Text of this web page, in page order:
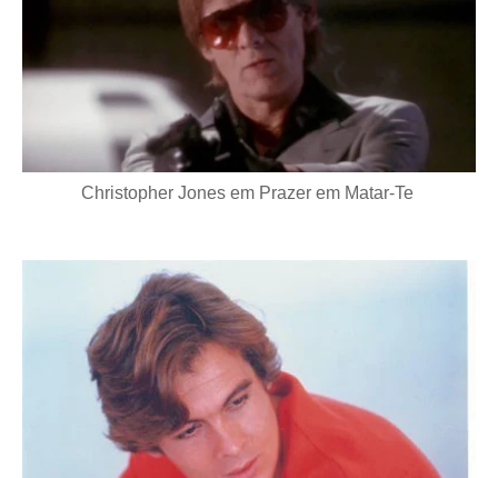
Christopher Jones em Prazer em Matar-Te